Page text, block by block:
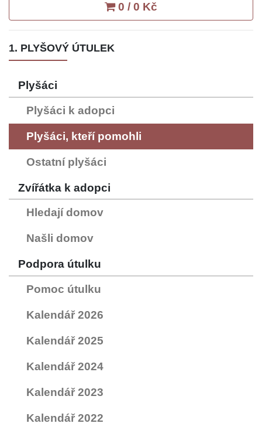
0 / 0 Kč
1. PLYŠOVÝ ÚTULEK
Plyšáci
Plyšáci k adopci
Plyšáci, kteří pomohli
Ostatní plyšáci
Zvířátka k adopci
Hledají domov
Našli domov
Podpora útulku
Pomoc útulku
Kalendář 2026
Kalendář 2025
Kalendář 2024
Kalendář 2023
Kalendář 2022